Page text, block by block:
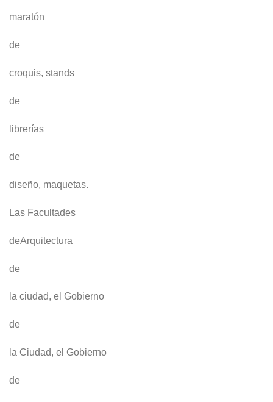
maratón
de
croquis, stands
de
librerías
de
diseño, maquetas.
Las Facultades
deArquitectura
de
la ciudad, el Gobierno
de
la Ciudad, el Gobierno
de